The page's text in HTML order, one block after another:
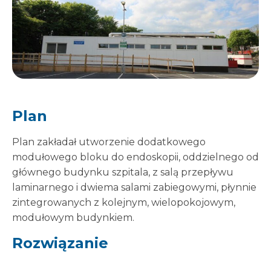
Plan
Plan zakładał utworzenie dodatkowego
modułowego bloku do endoskopii, oddzielnego od
głównego budynku szpitala, z salą przepływu
laminarnego i dwiema salami zabiegowymi, płynnie
zintegrowanych z kolejnym, wielopokojowym,
modułowym budynkiem.
Rozwiązanie